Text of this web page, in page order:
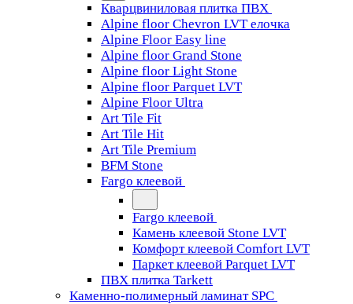
Кварцвиниловая плитка ПВХ
Alpine floor Chevron LVT елочка
Alpine Floor Easy line
Alpine floor Grand Stone
Alpine floor Light Stone
Alpine floor Parquet LVT
Alpine Floor Ultra
Art Tile Fit
Art Tile Hit
Art Tile Premium
BFM Stone
Fargo клеевой
Fargo клеевой
Камень клеевой Stone LVT
Комфорт клеевой Comfort LVT
Паркет клеевой Parquet LVT
ПВХ плитка Tarkett
Каменно-полимерный ламинат SPC